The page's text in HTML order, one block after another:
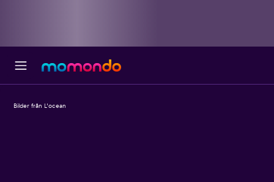
Bilder från L'ocean